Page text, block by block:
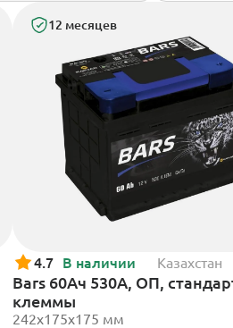
12 месяцев
4.7 В наличии Казахстан
Bars 60Ач 530А, ОП,
клеммы
242х175х175 мм